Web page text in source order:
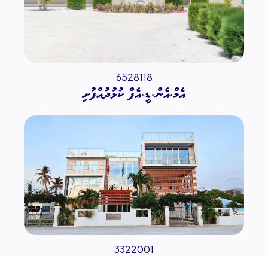
6528118
އެމް.އެން.ޑީ.އެފް ކުޅުދުއްފުށި
3322001